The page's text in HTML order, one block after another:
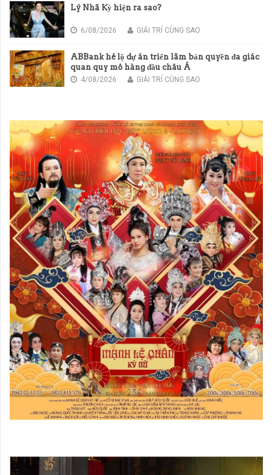
Lý Nhã Kỳ hiện ra sao?
6/08/2026 GIẢI TRÍ CÙNG SAO
ABBank hé lộ dự án triển lãm bản quyền đa giác
quan quy mô hàng đầu châu Á
4/08/2026 GIẢI TRÍ CÙNG SAO